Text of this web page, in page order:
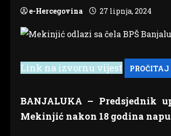
e-Hercegovina 27 lipnja, 2024
Link na izvornu vijest
BANJALUKA – Predsjednik
Mekinjić nakon 18 godina